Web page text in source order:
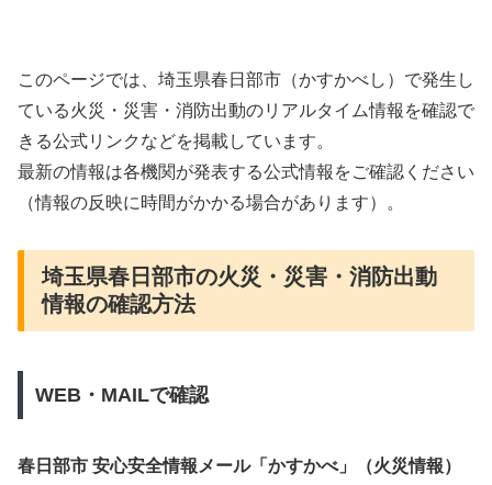
このページでは、埼玉県春日部市（かすかべし）で発生し
ている火災・災害・消防出動のリアルタイム情報を確認で
きる公式リンクなどを掲載しています。
最新の情報は各機関が発表する公式情報をご確認ください
（情報の反映に時間がかかる場合があります）。
埼玉県春日部市の火災・災害・消防出動
情報の確認方法
WEB・MAILで確認
春日部市 安心安全情報メール「かすかべ」（火災情報）